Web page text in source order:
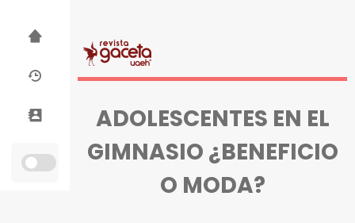
Publicaciones en línea
Acreditación
Aspirantes
ADOLESCENTES EN EL
GIMNASIO ¿BENEFICIO
O MODA?